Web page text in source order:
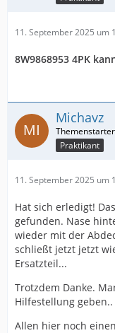
11. September 2025 um
8W9868953 4PK
Michavz
Praktikant
11. September 2025 um
Hat sich erledigt!
gefunden. Nase
wieder mit der
schließt jetzt jetzt
Ersatzteil...
Trotzdem Danke.
Hilfestellung geben..
Allen hier noch